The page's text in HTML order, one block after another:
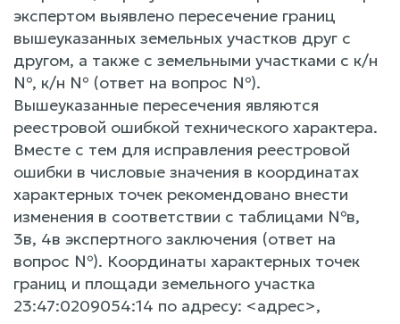
экспертом выявлено пересечение границ
вышеуказанных земельных участков друг с
другом, а также с земельными участками с к/н
№, к/н № (ответ на вопрос №).
Вышеуказанные пересечения являются
реестровой ошибкой технического характера.
Вместе с тем для исправления реестровой
ошибки в числовые значения в координатах
характерных точек рекомендовано внести
изменения в соответствии с таблицами №в,
3в, 4в экспертного заключения (ответ на
вопрос №). Координаты характерных точек
границ и площади земельного участка
23:47:0209054:14 по адресу: <адрес>,